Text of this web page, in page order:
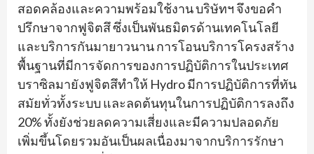
สอดคล้องและความพร้อมใช้งาน บริษัทฯ จึงขอคำ
ปรึกษาจากฟูจิตสึ ซึ่งเป็นพันธมิตรด้านเทคโนโลยี
และบริการกันมายาวนาน การโอนบริการโครงสร้าง
พื้นฐานที่มีการจัดการของการปฏิบัติการในประเทศ
บราซิลมายังฟูจิตสึทำให้ Hydro มีการปฏิบัติการที่ทัน
สมัยทั่วทั้งระบบ และลดต้นทุนในการปฏิบัติการลงถึง
20% ทั้งยังช่วยลดความเสี่ยงและมีความปลอดภัย
เพิ่มขึ้นโดยรวมอันเป็นผลเนื่องมาจากบริการรักษา